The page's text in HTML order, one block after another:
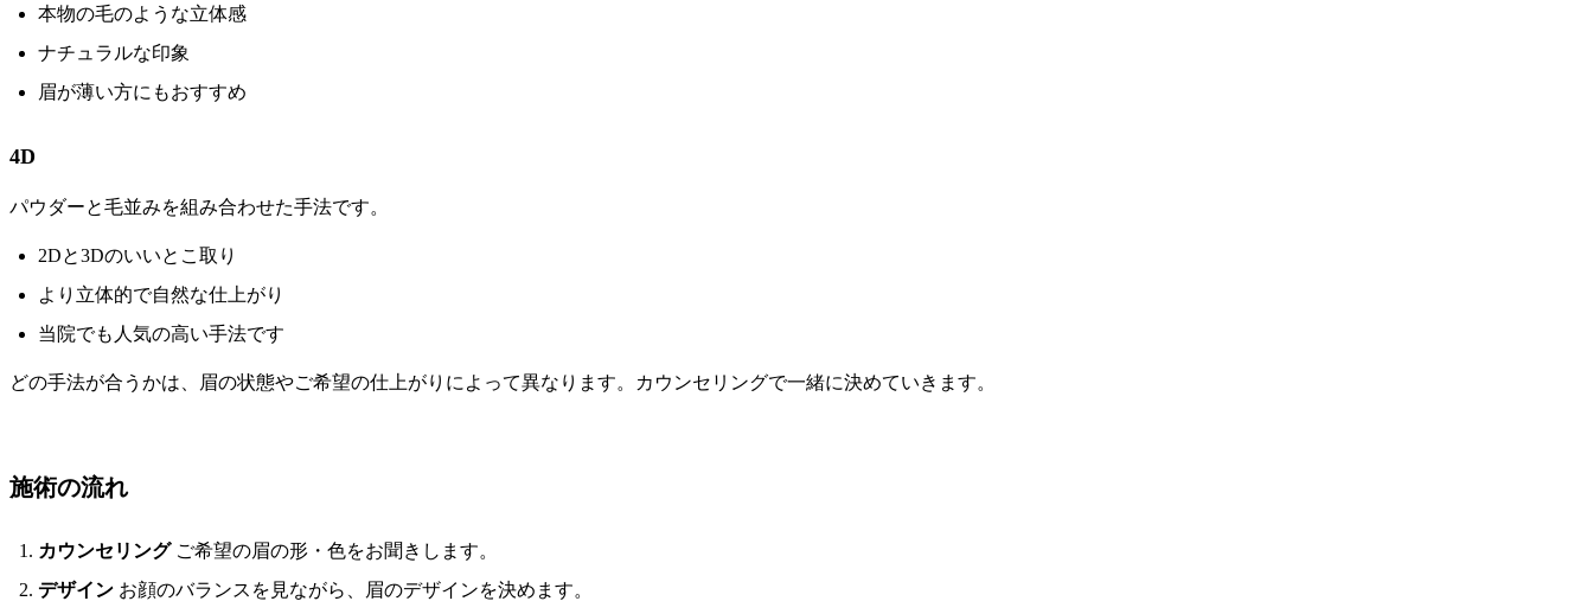
本物の毛のような立体感
ナチュラルな印象
眉が薄い方にもおすすめ
4D
パウダーと毛並みを組み合わせた手法です。
2Dと3Dのいいとこ取り
より立体的で自然な仕上がり
当院でも人気の高い手法です
どの手法が合うかは、眉の状態やご希望の仕上がりによって異なります。カウンセリングで一緒に決めていきます。
施術の流れ
カウンセリングご希望の眉の形・色をお聞きします。
デザイン お顔のバランスを見ながら、眉のデザインを決めます。